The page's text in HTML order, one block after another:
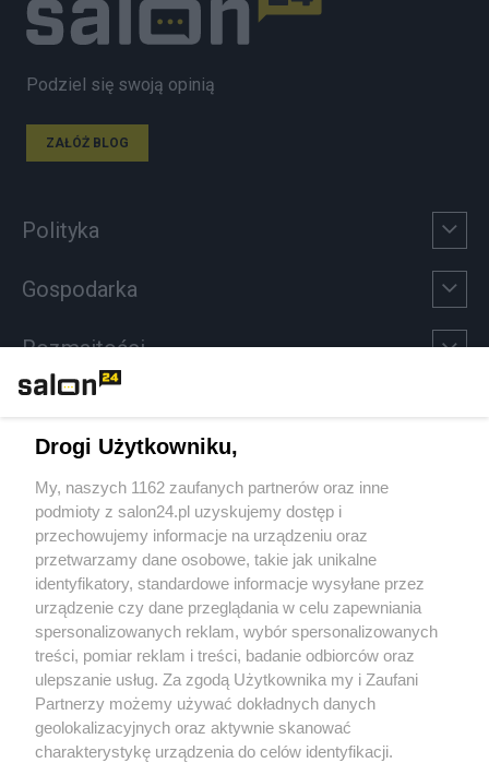
Podziel się swoją opinią
ZAŁÓŻ BLOG
Polityka
Gospodarka
Rozmaitości
Sport
Społeczeństwo
Kultura
X Facebook Instagram Youtube
Drogi Użytkowniku,
My, naszych 1162 zaufanych partnerów oraz inne
podmioty z salon24.pl uzyskujemy dostęp i
przechowujemy informacje na urządzeniu oraz
przetwarzamy dane osobowe, takie jak unikalne
identyfikatory, standardowe informacje wysyłane przez
urządzenie czy dane przeglądania w celu zapewniania
spersonalizowanych reklam, wybór spersonalizowanych
treści, pomiar reklam i treści, badanie odbiorców oraz
ulepszanie usług. Za zgodą Użytkownika my i Zaufani
Partnerzy możemy używać dokładnych danych
geolokalizacyjnych oraz aktywnie skanować
charakterystykę urządzenia do celów identyfikacji.